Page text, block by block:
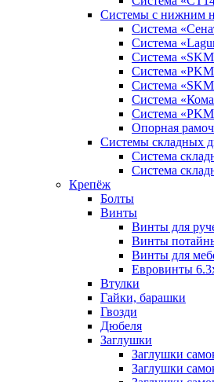
Системы с нижним
Система
Система
Система
Система
Система
Система
Система
Опорная
Системы складных
Система
Система
Крепёж
Болты
Винты
Винты для
Винты
Винты для
Евровинты
Втулки
Гайки, барашки
Гвозди
Дюбеля
Заглушки
Заглушки
Заглушки